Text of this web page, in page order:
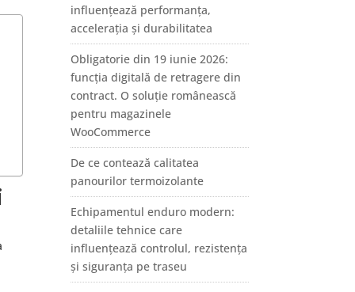
influențează performanța,
accelerația și durabilitatea
Obligatorie din 19 iunie 2026:
funcția digitală de retragere din
contract. O soluție românească
pentru magazinele
WooCommerce
De ce contează calitatea
panourilor termoizolante
Echipamentul enduro modern:
detaliile tehnice care
influențează controlul, rezistența
și siguranța pe traseu